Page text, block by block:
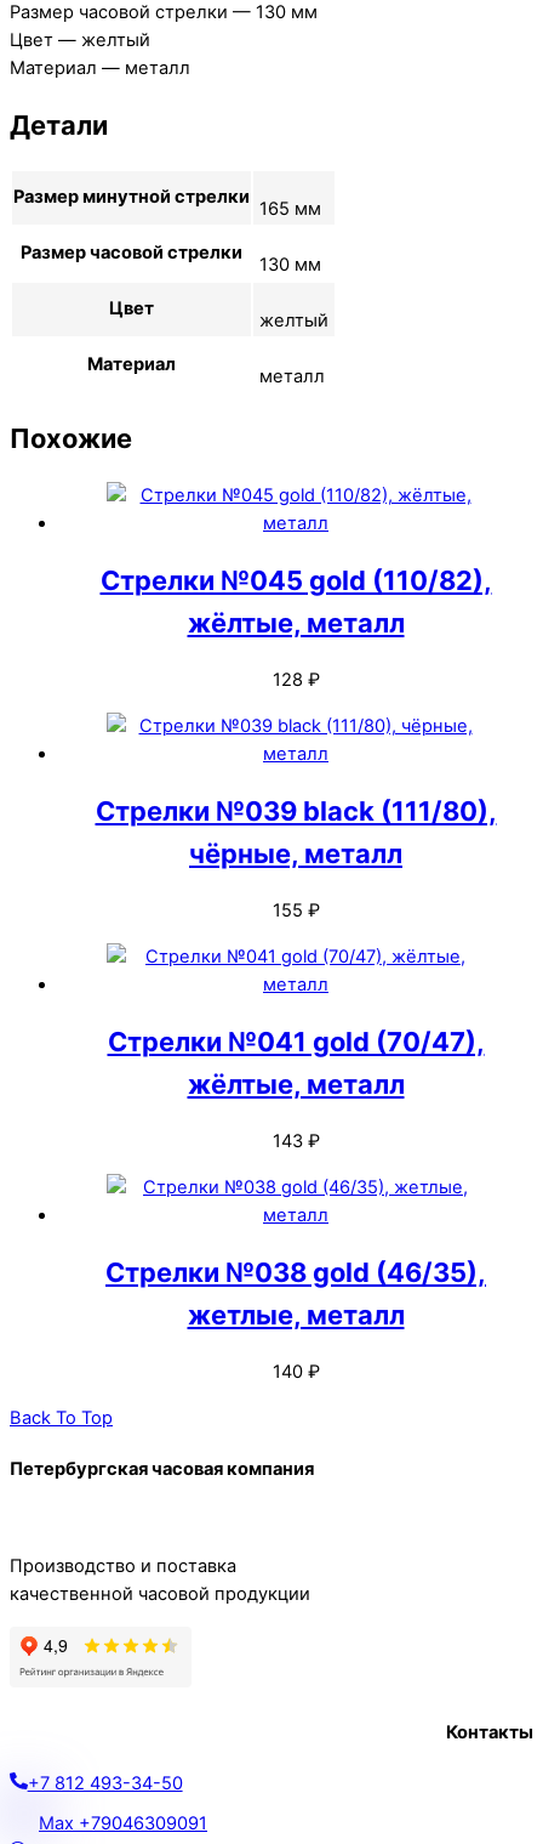
Размер часовой стрелки — 130 мм
Цвет — желтый
Материал — металл
Детали
Размер минутной стрелки
165 мм
Размер часовой стрелки
130 мм
Цвет
желтый
Материал
металл
Похожие
Стрелки №045 gold (110/82),
жёлтые, металл
128 ₽
Стрелки №039 black (111/80),
чёрные, металл
155 ₽
Стрелки №041 gold (70/47),
жёлтые, металл
143 ₽
Стрелки №038 gold (46/35),
жетлые, металл
140 ₽
Back To Top
Петербургская часовая компания
Производство и поставка
качественной часовой продукции
Контакты
+7 812 493-34-50
Max +79046309091